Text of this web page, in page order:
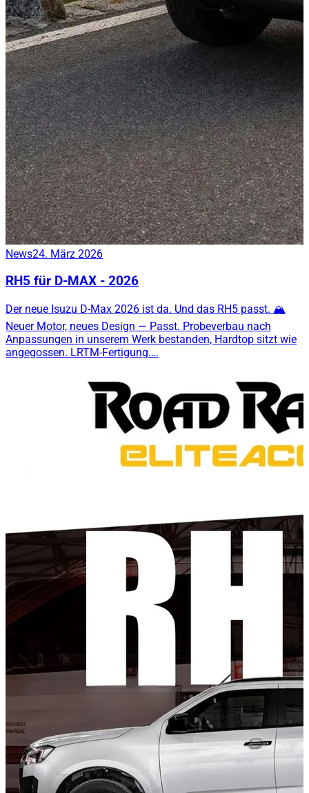
News24. März 2026
RH5 für D-MAX - 2026
Der neue Isuzu D-Max 2026 ist da. Und das RH5 passt. 🏔️
Neuer Motor, neues Design — Passt. Probeverbau nach
Anpassungen in unserem Werk bestanden, Hardtop sitzt wie
angegossen. LRTM-Fertigung.…